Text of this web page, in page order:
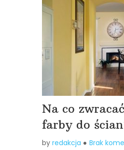
Na co
farby do
by redakcja Brak